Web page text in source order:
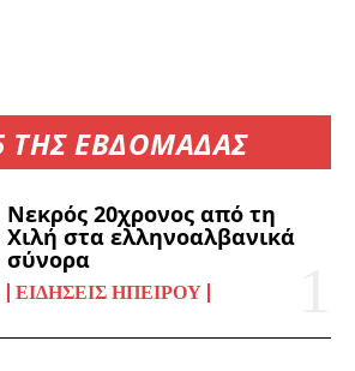
ΤΗΣ ΕΒΔΟΜΑΔΑΣ
Νεκρός 20χρονος από τη
Χιλή στα ελληνοαλβανικά
σύνορα
ΕΙΔΉΣΕΙΣ ΗΠΕΊΡΟΥ